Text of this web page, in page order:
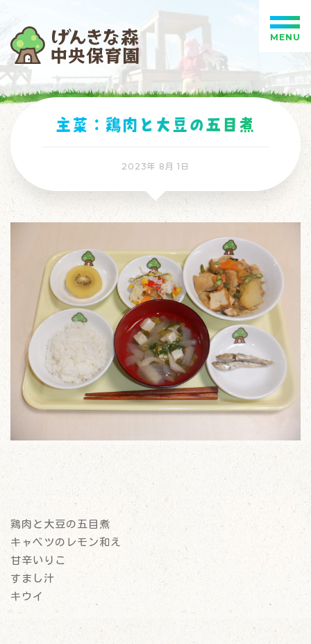
主菜：鶏肉と大豆の五目煮
2023年 8月 1日
鶏肉と大豆の五目煮
キャベツのレモン和え
甘辛いりこ
すまし汁
キウイ
MENU